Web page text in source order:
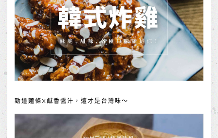
勁道麵條X鹹香醬汁，這才是台灣味～